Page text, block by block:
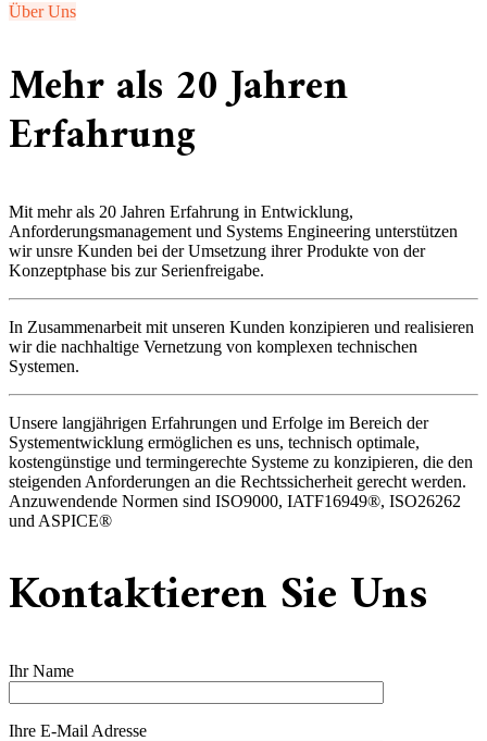
Über Uns
Mehr als 20 Jahren
Erfahrung
Mit mehr als 20 Jahren Erfahrung in Entwicklung,
Anforderungsmanagement und Systems Engineering unterstützen
wir unsre Kunden bei der Umsetzung ihrer Produkte von der
Konzeptphase bis zur Serienfreigabe.
In Zusammenarbeit mit unseren Kunden konzipieren und realisieren
wir die nachhaltige Vernetzung von komplexen technischen
Systemen.
Unsere langjährigen Erfahrungen und Erfolge im Bereich der
Systementwicklung ermöglichen es uns, technisch optimale,
kostengünstige und termingerechte Systeme zu konzipieren, die den
steigenden Anforderungen an die Rechtssicherheit gerecht werden.
Anzuwendende Normen sind ISO9000, IATF16949®, ISO26262
und ASPICE®
Kontaktieren Sie Uns
Ihr Name
Ihre E-Mail Adresse